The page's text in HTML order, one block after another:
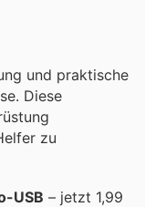
und praktische
Diese
zu
USB – jetzt 1,99